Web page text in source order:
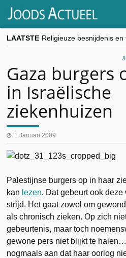
LAATSTE
Gaza burgers
in Israëlische
ziekenhuizen
1 Januari 2009
Palestijnse burgers op in haar
kan lezen. Dat gebeurt ook
strijd. Het gaat zowel om
als chronisch zieken. Op zich
gebeurtenis, maar toch
gewone pers niet blijkt te
nogmaals aan dat haar oorlog